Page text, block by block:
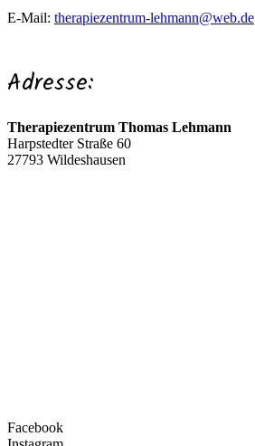
E-Mail: therapiezentrum-lehmann@web.de
Adresse:
Therapiezentrum Thomas Lehmann
Harpstedter Straße 60
27793 Wildeshausen
Facebook